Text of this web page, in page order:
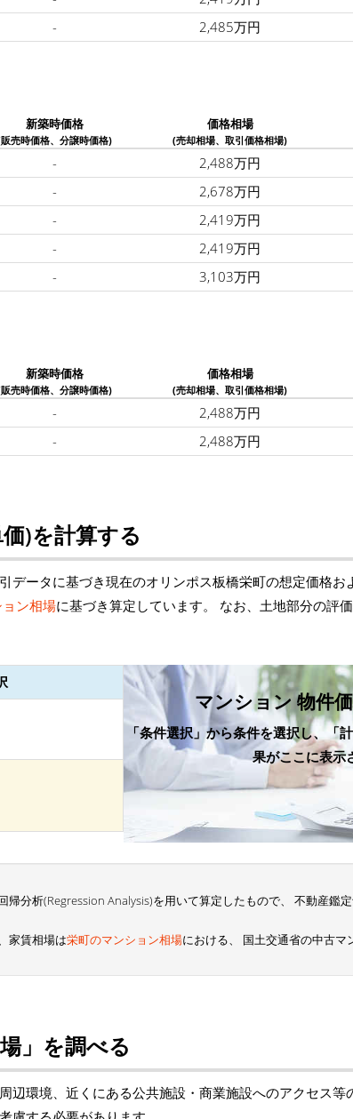
- 2,485万円
新築時価格
売時価格、分譲時価格)
価格相場
(売却相場、取引価格相場)
- 2,488万円
- 2,678万円
- 2,419万円
- 2,419万円
- 3,103万円
新築時価格
売時価格、分譲時価格)
価格相場
(売却相場、取引価格相場)
- 2,488万円
- 2,488万円
)を計算する
データに基づき現在のオリンポス板橋栄町の想定価格お
ン相場に基づき算定しています。 なお、土地部分の評
マンション 物件
「条件選択」から条件を選択し、「
果がここに表示
分析(Regression Analysis)を用いて算定したもので、 不動産鑑
家賃相場は栄町のマンション相場における、 国土交通省の中古
」を調べる
辺環境、近くにある公共施設・商業施設へのアクセス